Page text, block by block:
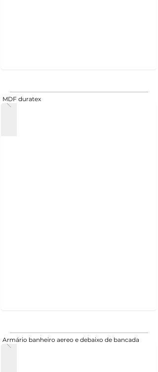
MDF duratex
Armário banheiro aereo e debaixo de bancada